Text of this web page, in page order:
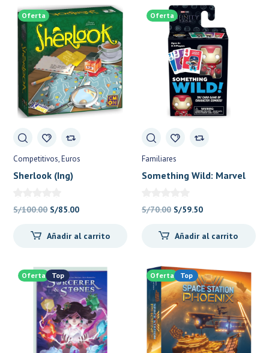
S/190.00.S/90.00.
S/220.00.S/187.00.
Oferta
Competitivos Euros
Sherlook (Ing)
S/100.00 El
original
S/100.00.
S/85.00El
actual
S/85.00.
Añadir al carrito
Oferta
Familiares
Something Wild: Marvel
S/70.00 El
original
S/70.00.
S/59.50El
actual
S/59.50.
Añadir al carrito
Oferta Top Oferta Top